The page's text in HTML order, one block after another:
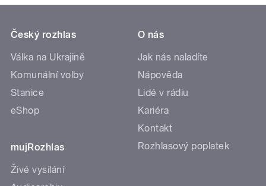
Český rozhlas
Válka na Ukrajině
Komunální volby
Stanice
eShop
mujRozhlas
Živé vysílání
O nás
Jak nás naladíte
Nápověda
Lidé v rádiu
Kariéra
Kontakt
Rozhlasový poplatek